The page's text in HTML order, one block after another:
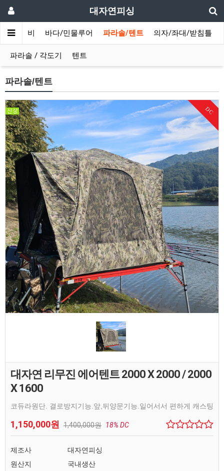
대자연피싱
민물장비 바다/민물루어 파라솔/텐트 의자/좌대/받침틀
파라솔 / 각도기 텐트
파라솔/텐트
DC
대자연 리무진 에어텐트 2000 X 2000 / 2000
X 1600
코듀라원단. 결로방지기능.앞,뒤양문기능.일어서서 편하게 캐스팅
1,150,000원 1,400,000원 18% DC
제조사
대자연피싱
원산지
국내생산